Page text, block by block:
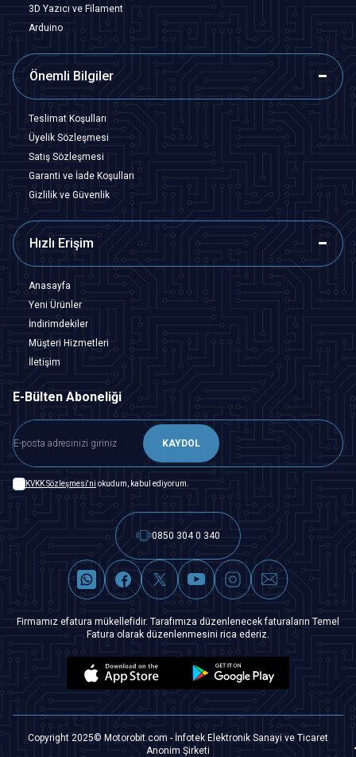
3D Yazıcı ve Filament
Arduino
Önemli Bilgiler
Teslimat Koşulları
Üyelik Sözleşmesi
Satış Sözleşmesi
Garanti ve İade Koşulları
Gizlilik ve Güvenlik
Hızlı Erişim
Anasayfa
Yeni Ürünler
İndirimdekiler
Müşteri Hizmetleri
İletişim
E-Bülten Aboneliği
KAYDOL
KVKK Sözleşmesi'ni okudum, kabul ediyorum.
0850 304 0 340
Firmamız efatura mükellefidir. Tarafımıza düzenlenecek faturaların Temel
Fatura olarak düzenlenmesini rica ederiz.
Copyright 2025© Motorobit.com - İnfotek Elektronik Sanayi ve Ticaret
Anonim Şirketi